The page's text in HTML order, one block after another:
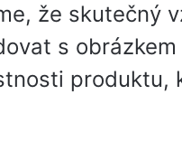
že skutečný
s
produktu,